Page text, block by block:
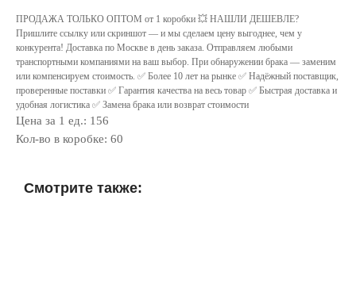
ПРОДАЖА ТОЛЬКО ОПТОМ от 1 коробки 💥 НАШЛИ ДЕШЕВЛЕ?
Пришлите ссылку или скриншот — и мы сделаем цену выгоднее, чем у
конкурента! Доставка по Москве в день заказа. Отправляем любыми
транспортными компаниями на ваш выбор. При обнаружении брака — заменим
или компенсируем стоимость. ✅ Более 10 лет на рынке ✅ Надёжный поставщик,
проверенные поставки ✅ Гарантия качества на весь товар ✅ Быстрая доставка и
удобная логистика ✅ Замена брака или возврат стоимости
Цена за 1 ед.: 156
Кол-во в коробке: 60
Смотрите также: